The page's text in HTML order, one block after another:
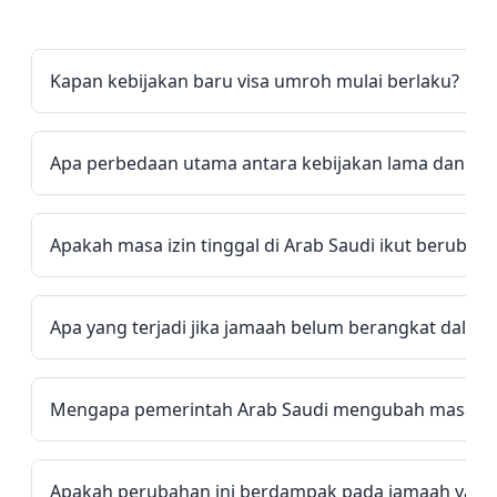
Kapan kebijakan baru visa umroh mulai berlaku?
Apa perbedaan utama antara kebijakan lama dan
Apakah masa izin tinggal di Arab Saudi ikut berubah?
Apa yang terjadi jika jamaah belum berangkat
Mengapa pemerintah Arab Saudi mengubah masa
Apakah perubahan ini berdampak pada jamaah